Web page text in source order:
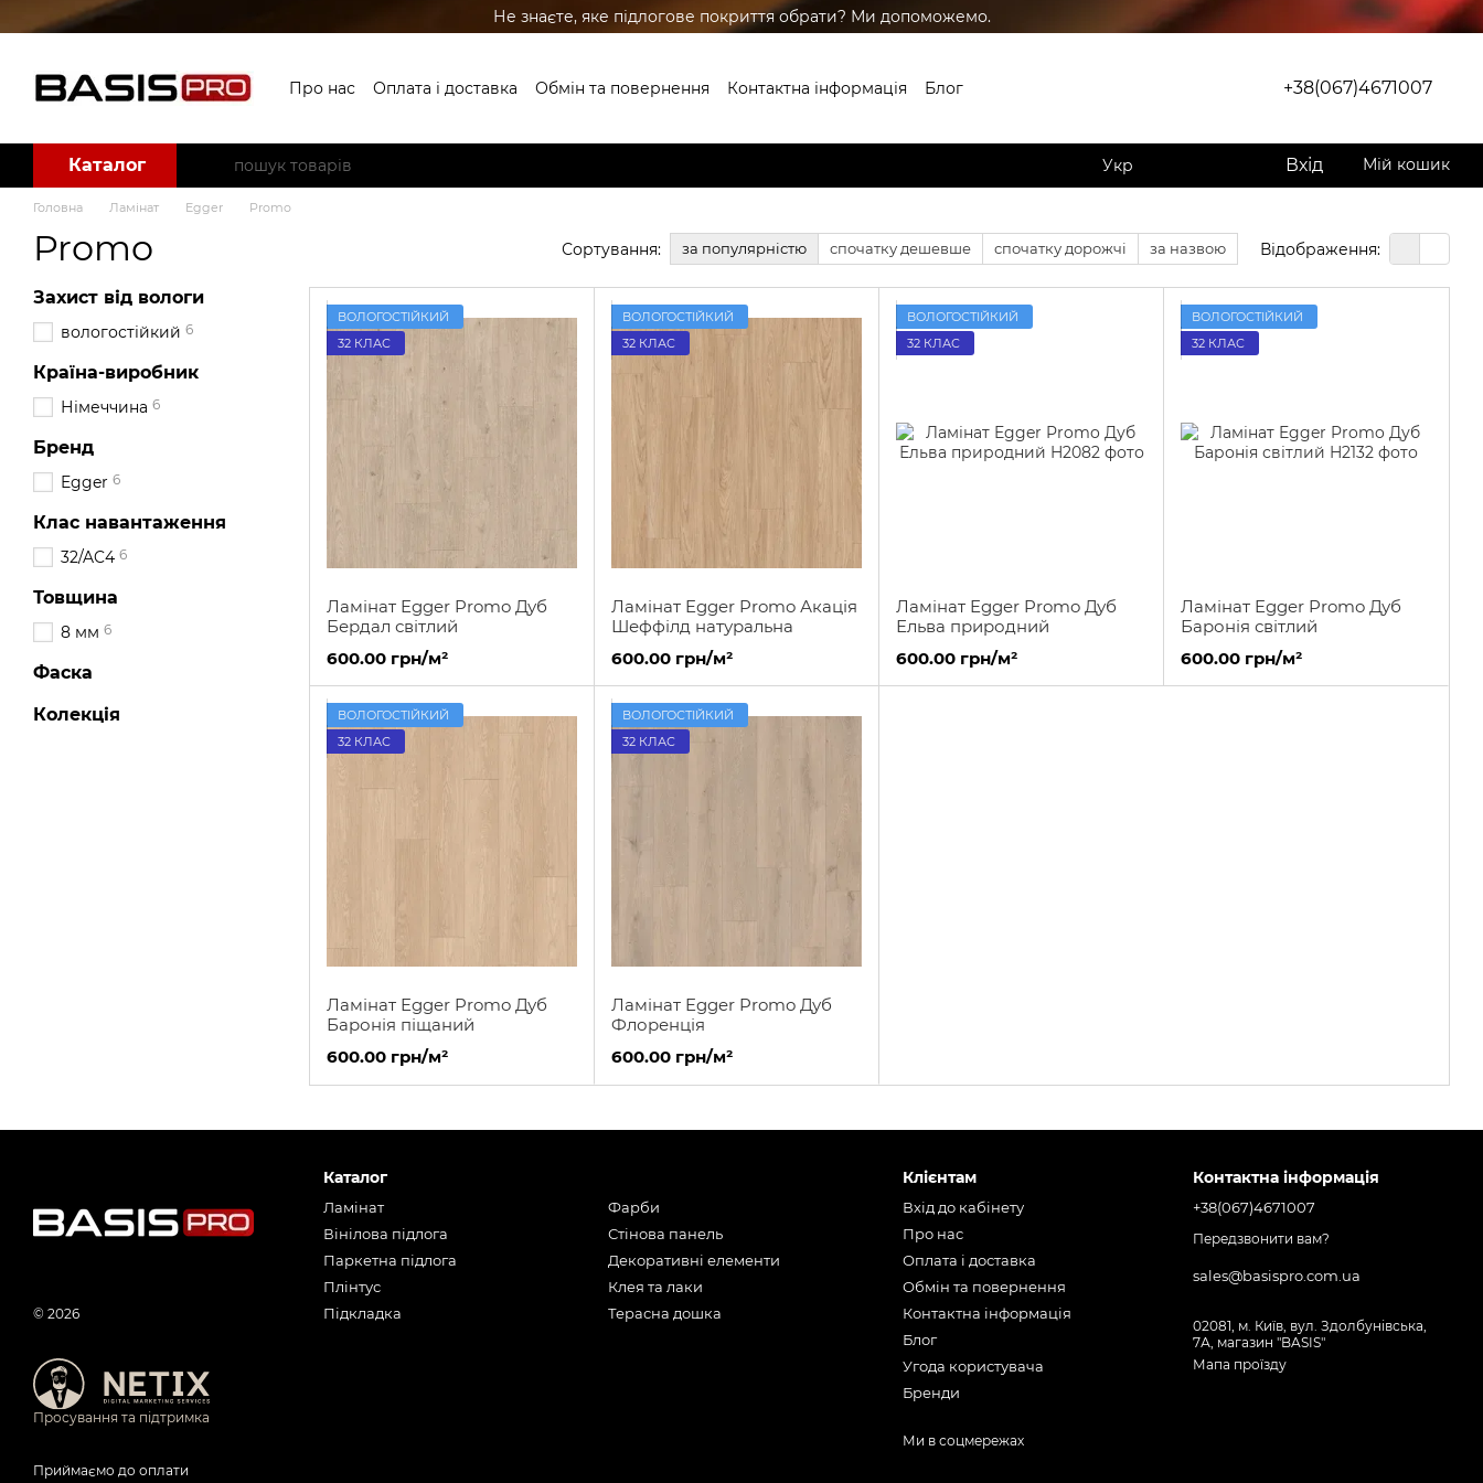
Перейти до основного контенту Не знаєте, яке підлогове покриття обрати? Ми допоможемо.
Про нас Оплата і доставка Обмін та повернення Контактна інформація
Блог
+38(067)4671007
Каталог Укр Вхід Мій кошик
Головна Ламінат Egger Promo
Promo Сортування: за популярністю спочатку дешевше спочатку дорожчі за назвою Відображення:
ВОЛОГОСТІЙКИЙ
32 КЛАС
Ламінат Egger Promo Дуб
Бердал світлий
600.00 грн/м²
ВОЛОГОСТІЙКИЙ
32 КЛАС
Ламінат Egger Promo Акація
Шеффілд натуральна
600.00 грн/м²
ВОЛОГОСТІЙКИЙ
32 КЛАС
Ламінат Egger Promo Дуб
Ельва природний
600.00 грн/м²
ВОЛОГОСТІЙКИЙ
32 КЛАС
Ламінат Egger Promo Дуб
Баронія світлий
600.00 грн/м²
ВОЛОГОСТІЙКИЙ
32 КЛАС
Ламінат Egger Promo Дуб
Баронія піщаний
600.00 грн/м²
ВОЛОГОСТІЙКИЙ
32 КЛАС
Ламінат Egger Promo Дуб
Флоренція
600.00 грн/м²
Захист від вологи
вологостійкий 6
Країна-виробник
Німеччина 6
Бренд
Egger 6
Клас навантаження
32/AC4 6
Товщина
8 мм 6
Фаска
Колекція
© 2026
Просування та підтримка
Приймаємо до оплати
Каталог
Ламінат
Вінілова підлога
Паркетна підлога
Плінтус
Підкладка
Фарби
Стінова панель
Декоративні елементи
Клея та лаки
Терасна дошка
Клієнтам
Вхід до кабінету
Про нас
Оплата і доставка
Обмін та повернення
Контактна інформація
Блог
Угода користувача
Бренди
Ми в соцмережах
Контактна інформація
+38(067)4671007
Передзвонити вам?
sales@basispro.com.ua
02081, м. Київ, вул. Здолбунівська,
7А, магазин "BASIS"
Мапа проїзду